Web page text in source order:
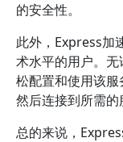
的安全性。
此外，Express加
术水平的用户。
松配置和使用该服
然后连接到所需的
总的来说，